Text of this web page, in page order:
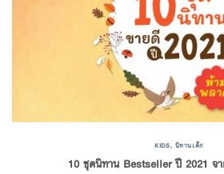
KIDS, นิทานเด็ก
10 ชุดนิทาน Bestseller ปี 2021 จ